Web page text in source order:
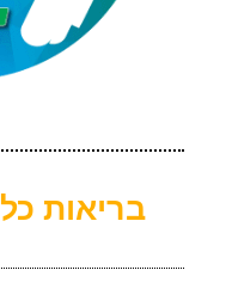
בריאות